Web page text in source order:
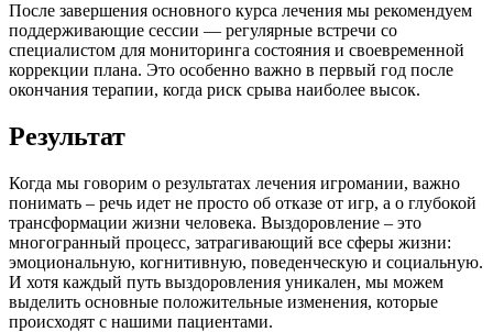
После завершения основного курса лечения мы рекомендуем
поддерживающие сессии — регулярные встречи со
специалистом для мониторинга состояния и своевременной
коррекции плана. Это особенно важно в первый год после
окончания терапии, когда риск срыва наиболее высок.
Результат
Когда мы говорим о результатах лечения игромании, важно
понимать – речь идет не просто об отказе от игр, а о глубокой
трансформации жизни человека. Выздоровление – это
многогранный процесс, затрагивающий все сферы жизни:
эмоциональную, когнитивную, поведенческую и социальную.
И хотя каждый путь выздоровления уникален, мы можем
выделить основные положительные изменения, которые
происходят с нашими пациентами.